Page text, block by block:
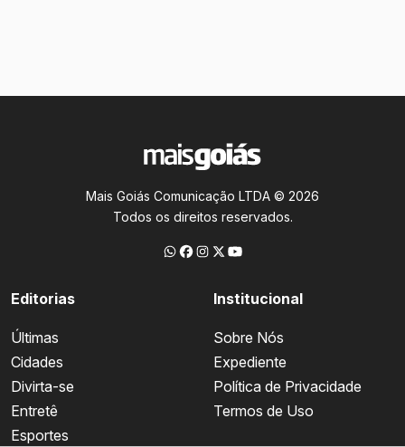
Mais Goiás Comunicação LTDA © 2026
Todos os direitos reservados.
Editorias
Últimas
Cidades
Divirta-se
Entretê
Esportes
Institucional
Sobre Nós
Expediente
Política de Privacidade
Termos de Uso